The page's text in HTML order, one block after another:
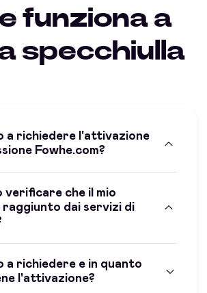
funziona a
specchiulla
a richiedere l'attivazione
Fowhe.com?
verificare che il mio
raggiunto dai servizi di
a richiedere e in quanto
l'attivazione?